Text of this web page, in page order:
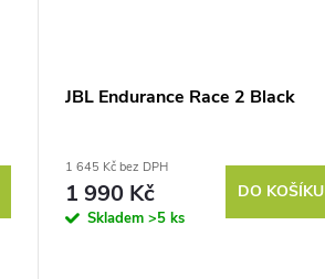
JBL Endurance Race 2 Black
1 645 Kč bez DPH
1 990 Kč
Skladem >5 ks
DO KOŠÍKU